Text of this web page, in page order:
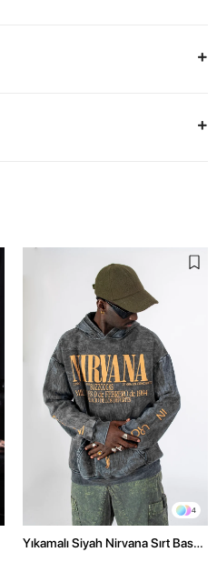
4
Yıkamalı Siyah Nirvana Sırt Baskılı